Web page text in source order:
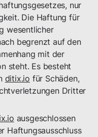
nur
Die Haftung für
wesentlicher
begrenzt auf den
mit der
steht. Es besteht
ditix.io für Schäden,
Dritter
ausgeschlossen
Haftungsausschluss